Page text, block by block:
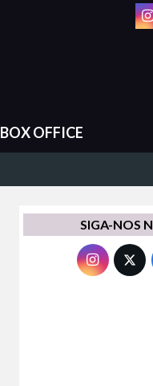
BOX OFFICE
SIGA-NOS